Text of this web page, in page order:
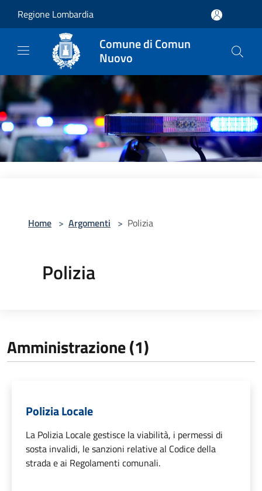
Regione Lombardia
Comune di Comun
Nuovo
Home > Argomenti > Polizia
Polizia
Amministrazione (1)
Polizia Locale
La Polizia Locale gestisce la viabilità, i permessi di
sosta invalidi, le sanzioni relative al Codice della
strada e ai Regolamenti comunali.